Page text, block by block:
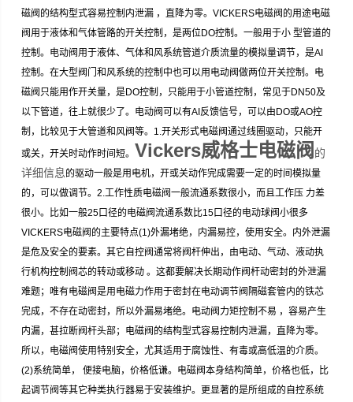
磁阀的结构型式容易控制内泄漏 ，直降为零。VICKERS电磁阀的用途电磁
阀用于液体和气体管路的开关控制，是两位DO控制。一般用于小 型管道的
控制。电动阀用于液体、气体和风系统管道介质流量的模拟量调节，是AI
控制。在大型阀门和风系统的控制中也可以用电动阀做两位开关控制。电
磁阀只能用作开关量，是DO控制，只能用于小管道控制，常见于DN50及
以下管道，往上就很少了。电动阀可以有AI反馈信号，可以由DO或AO控
制，比较见于大管道和风阀等。1.开关形式电磁阀通过线圈驱动，只能开
或关，开关时动作时间短。 Vickers威格士电磁阀 的
详细信息的驱动一般是用电机，开或关动作完成需要一定的时间模拟量
的，可以做调节。2.工作性质电磁阀一般流通系数很小，而且工作压 力差
很小。比如一般25口径的电磁阀流通系数比15口径的电动球阀小很多
VICKERS电磁阀的主要特点(1)外漏堵绝，内漏易控，使用安全。内外泄漏
是危及安全的要素。其它自控阀通常将阀杆伸出，由电动、气动、液动执
行机构控制阀芯的转动或移动 。这都要解决长期动作阀杆动密封的外泄漏
难题；唯有电磁阀是用电磁力作用于密封在电动调节阀隔磁套管内的铁芯
完成，不存在动密封，所以外漏易堵绝。电动阀力矩控制不易 ，容易产生
内漏，甚拉断阀杆头部；电磁阀的结构型式容易控制内泄漏，直降为零。
所以，电磁阀使用特别安全，尤其适用于腐蚀性、有毒或高低温的介质。
(2)系统简单， 便接电脑，价格低谦。电磁阀本身结构简单，价格也低，比
起调节阀等其它种类执行器易于安装维护。更显著的是所组成的自控系统